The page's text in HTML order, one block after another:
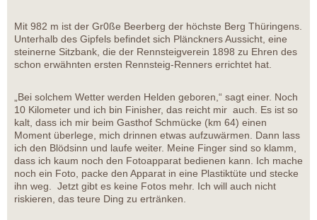
Mit 982 m ist der Gr0ße Beerberg der höchste Berg Thüringens.
Unterhalb des Gipfels befindet sich Plänckners Aussicht, eine
steinerne Sitzbank, die der Rennsteigverein 1898 zu Ehren des
schon erwähnten ersten Rennsteig-Renners errichtet hat.
„Bei solchem Wetter werden Helden geboren,“ sagt einer. Noch
10 Kilometer und ich bin Finisher, das reicht mir auch. Es ist so
kalt, dass ich mir beim Gasthof Schmücke (km 64) einen
Moment überlege, mich drinnen etwas aufzuwärmen. Dann lass
ich den Blödsinn und laufe weiter. Meine Finger sind so klamm,
dass ich kaum noch den Fotoapparat bedienen kann. Ich mache
noch ein Foto, packe den Apparat in eine Plastiktüte und stecke
ihn weg. Jetzt gibt es keine Fotos mehr. Ich will auch nicht
riskieren, das teure Ding zu ertränken.